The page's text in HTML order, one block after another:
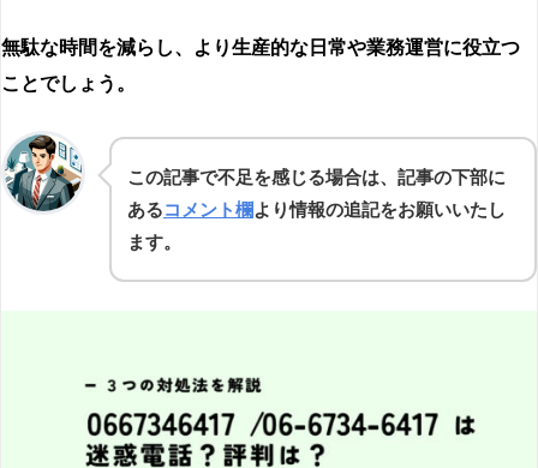
無駄な時間を減らし、より生産的な日常や業務運営に役立つ
ことでしょう。
この記事で不足を感じる場合は、記事の下部に
あるコメント欄より情報の追記をお願いいたし
ます。